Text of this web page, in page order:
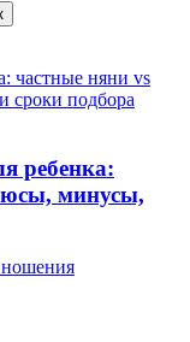
частные няни vs
сроки подбора
ребенка:
минусы,
ношения